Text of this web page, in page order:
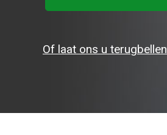
Of laat ons u terugbellen